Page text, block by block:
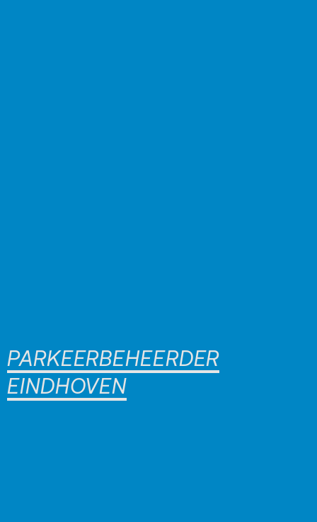
PARKEERBEHEERDER
EINDHOVEN